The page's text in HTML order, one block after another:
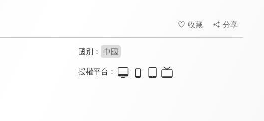
收藏 分享
國別： 中國
授權平台：